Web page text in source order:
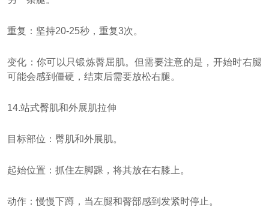
重复：坚持20-25秒，重复3次。
变化：你可以只锻炼臀屈肌。但需要注意的是，开始时右腿
可能会感到僵硬，结束后需要放松右腿。
14.站式臀肌和外展肌拉伸
目标部位：臀肌和外展肌。
起始位置：抓住左脚踝，将其放在右膝上。
动作：慢慢下蹲，当左腿和臀部感到发紧时停止。